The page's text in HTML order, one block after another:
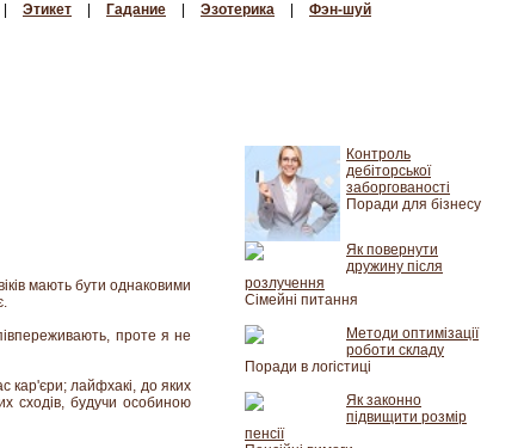
Этикет Гадание Эзотерика
Фэн-шуй
мають бути однаковими
проте я не
кар'єри; лайфхакі, до яких
сходів, будучи особиною
Контроль
дебіторської
заборгованості
Поради для бізнесу
Як повернути
дружину після
розлучення
Сімейні питання
Методи оптимізації
роботи складу
Поради в логістиці
Як законно
підвищити розмір
пенсії